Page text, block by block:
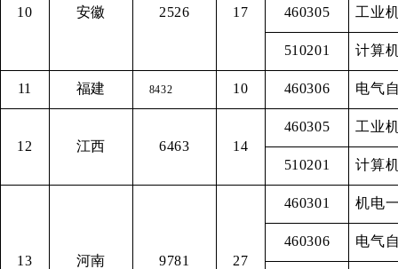
10 安徽 2526 17 460305 工业
510201 计算
11 福建 8432 10 460306 电气
12 江西 6463 14
460305 工业
510201 计算
13 河南 9781 27
460301 机电
460306 电气